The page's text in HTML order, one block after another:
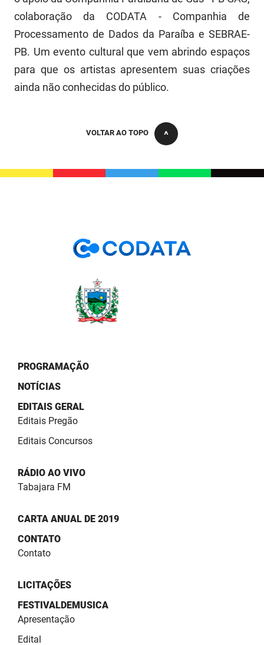
colaboração da CODATA - Companhia de
Processamento de Dados da Paraíba e SEBRAE-
PB. Um evento cultural que vem abrindo espaços
para que os artistas apresentem suas criações
ainda não conhecidas do público.
VOLTAR AO TOPO
PROGRAMAÇÃO
NOTÍCIAS
EDITAIS GERAL
Editais Pregão
Editais Concursos
RÁDIO AO VIVO
Tabajara FM
CARTA ANUAL DE 2019
CONTATO
Contato
LICITAÇÕES
FESTIVALDEMUSICA
Apresentação
Edital